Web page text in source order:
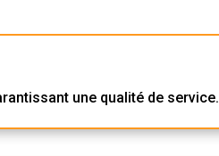
une qualité de service.